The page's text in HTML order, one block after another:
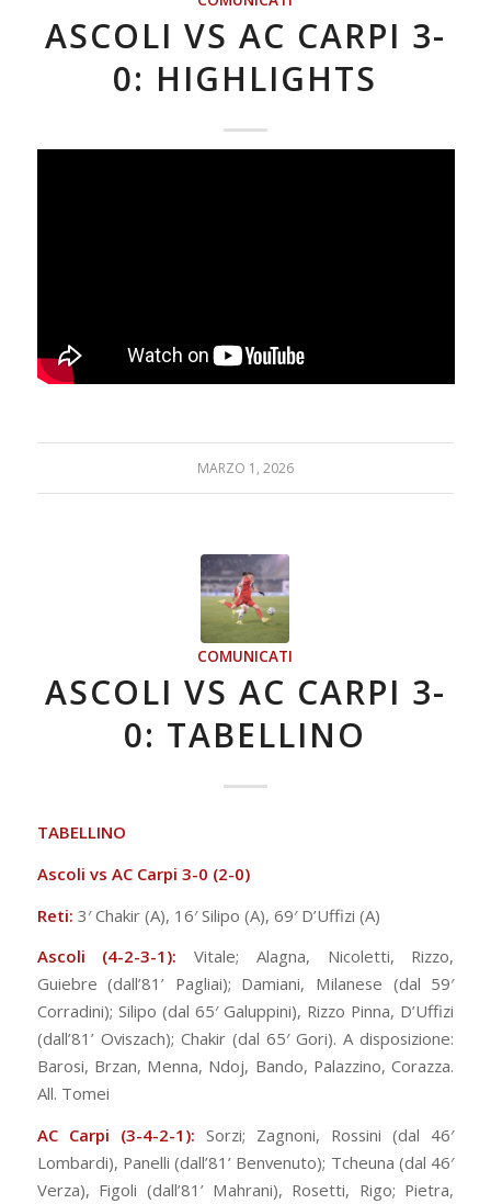
ASCOLI VS AC CARPI 3-
0: HIGHLIGHTS
MARZO 1, 2026
COMUNICATI
ASCOLI VS AC CARPI 3-
0: TABELLINO
TABELLINO
Ascoli vs AC Carpi 3-0 (2-0)
Reti: 3′ Chakir (A), 16′ Silipo (A), 69′ D’Uffizi (A)
Ascoli (4-2-3-1): Vitale; Alagna, Nicoletti, Rizzo,
Guiebre (dall’81’ Pagliai); Damiani, Milanese (dal 59′
Corradini); Silipo (dal 65′ Galuppini), Rizzo Pinna, D’Uffizi
(dall’81’ Oviszach); Chakir (dal 65′ Gori). A disposizione:
Barosi, Brzan, Menna, Ndoj, Bando, Palazzino, Corazza.
All. Tomei
AC Carpi (3-4-2-1): Sorzi; Zagnoni, Rossini (dal 46′
Lombardi), Panelli (dall’81’ Benvenuto); Tcheuna (dal 46′
Verza), Figoli (dall’81’ Mahrani), Rosetti, Rigo; Pietra,